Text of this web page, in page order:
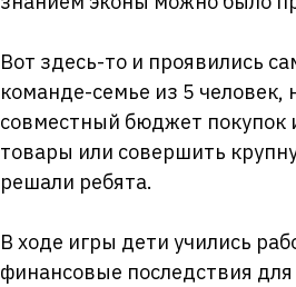
Вот здесь-то и проявились
команде-семье из 5 человек,
совместный бюджет покупок
товары или совершить
решали ребята.
В ходе игры дети учились
финансовые последствия